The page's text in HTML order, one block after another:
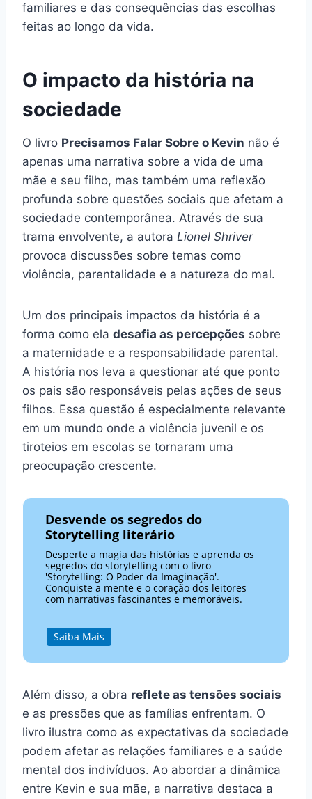
familiares e das consequências das escolhas
feitas ao longo da vida.
O impacto da história na
sociedade
O livro Precisamos Falar Sobre o Kevin não é
apenas uma narrativa sobre a vida de uma
mãe e seu filho, mas também uma reflexão
profunda sobre questões sociais que afetam a
sociedade contemporânea. Através de sua
trama envolvente, a autora Lionel Shriver
provoca discussões sobre temas como
violência, parentalidade e a natureza do mal.
Um dos principais impactos da história é a
forma como ela desafia as percepções sobre
a maternidade e a responsabilidade parental.
A história nos leva a questionar até que ponto
os pais são responsáveis pelas ações de seus
filhos. Essa questão é especialmente relevante
em um mundo onde a violência juvenil e os
tiroteios em escolas se tornaram uma
preocupação crescente.
Desvende os segredos do
Storytelling literário
Desperte a magia das histórias e aprenda os
segredos do storytelling com o livro
'Storytelling: O Poder da Imaginação'.
Conquiste a mente e o coração dos leitores
com narrativas fascinantes e memoráveis.
Saiba Mais
Além disso, a obra reflete as tensões sociais
e as pressões que as famílias enfrentam. O
livro ilustra como as expectativas da sociedade
podem afetar as relações familiares e a saúde
mental dos indivíduos. Ao abordar a dinâmica
entre Kevin e sua mãe, a narrativa destaca a